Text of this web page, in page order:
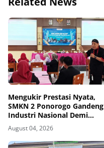
Mengukir Prestasi Nyata,
SMKN 2 Ponorogo Gandeng
Industri Nasional Demi
Sesuaikan Kurikulum
dengan Kebutuhan Dunia
Kerja
August 04, 2026